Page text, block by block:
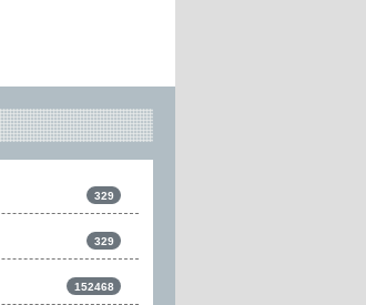
329
329
152468